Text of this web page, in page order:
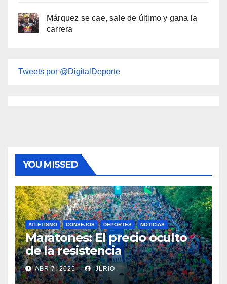
Márquez se cae, sale de último y gana la
carrera
Tweets por @DigitalDeporte
YOU MISSED
ATLETISMO CONSEJOS DEPORTES NOTICIAS
Maratones: El precio oculto
de la resistencia
ABR 7, 2025 JLRIO